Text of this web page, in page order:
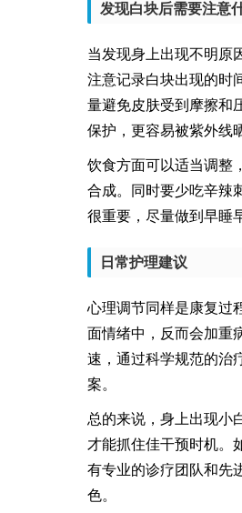
发现白块后需要注意
当发现身上出现不明原
注意记录白块出现的时
量避免皮肤受到摩擦和
保护，更容易被紫外线
饮食方面可以适当调整
合成。同时要少吃辛辣
很重要，尽量做到早睡
日常护理建议
心理调节同样是康复过
面情绪中，反而会加重
速，通过科学规范的治
案。
总的来说，身上出现小
才能抓住佳干预时机。
有专业的诊疗团队和先
色。